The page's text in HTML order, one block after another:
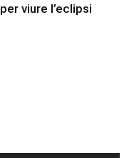
viure l’eclipsi